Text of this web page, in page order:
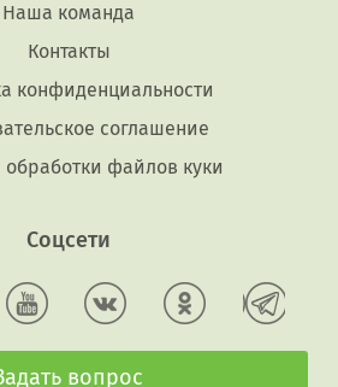
Наша команда
Контакты
конфиденциальности
соглашение
обработки файлов куки
Соцсети
вопрос